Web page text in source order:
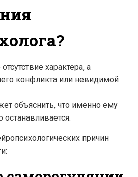
характера, а
конфликта или невидимой
объяснить, что именно ему
останавливается.
причин